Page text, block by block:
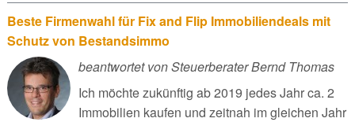
Beste Firmenwahl für Fix and Flip Immobiliendeals mit
Schutz von Bestandsimmo
beantwortet von Steuerberater Bernd Thomas
Ich möchte zukünftig ab 2019 jedes Jahr ca. 2
Immobilien kaufen und zeitnah im gleichen Jahr